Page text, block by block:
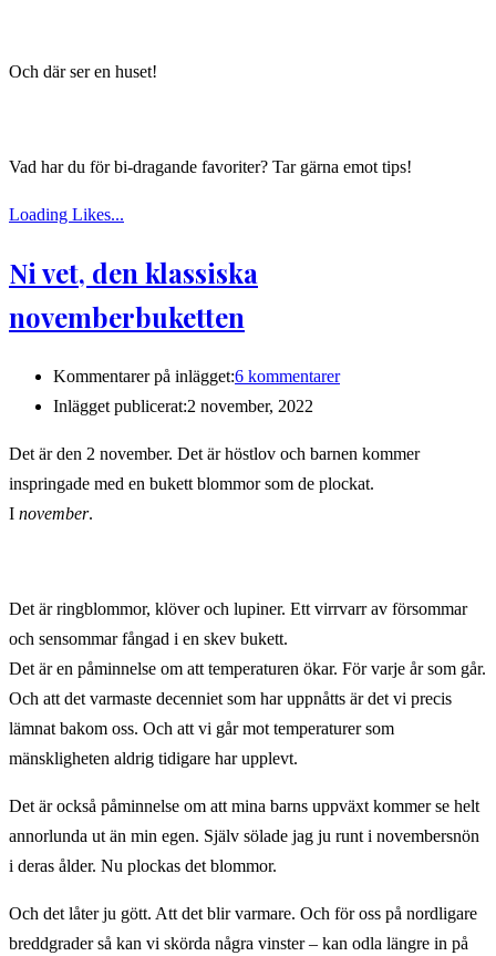
Och där ser en huset!
Vad har du för bi-dragande favoriter? Tar gärna emot tips!
Loading Likes...
Ni vet, den klassiska
novemberbuketten
Kommentarer på inlägget:6 kommentarer
Inlägget publicerat:2 november, 2022
Det är den 2 november. Det är höstlov och barnen kommer
inspringade med en bukett blommor som de plockat.
I november.
Det är ringblommor, klöver och lupiner. Ett virrvarr av försommar
och sensommar fångad i en skev bukett.
Det är en påminnelse om att temperaturen ökar. För varje år som går.
Och att det varmaste decenniet som har uppnåtts är det vi precis
lämnat bakom oss. Och att vi går mot temperaturer som
mänskligheten aldrig tidigare har upplevt.
Det är också påminnelse om att mina barns uppväxt kommer se helt
annorlunda ut än min egen. Själv sölade jag ju runt i novembersnön
i deras ålder. Nu plockas det blommor.
Och det låter ju gött. Att det blir varmare. Och för oss på nordligare
breddgrader så kan vi skörda några vinster – kan odla längre in på